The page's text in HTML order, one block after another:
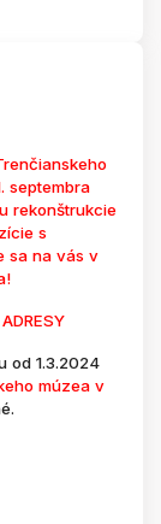
septembra
rekonštrukcie
s
sa na vás v
od 1.3.2024
múzea v